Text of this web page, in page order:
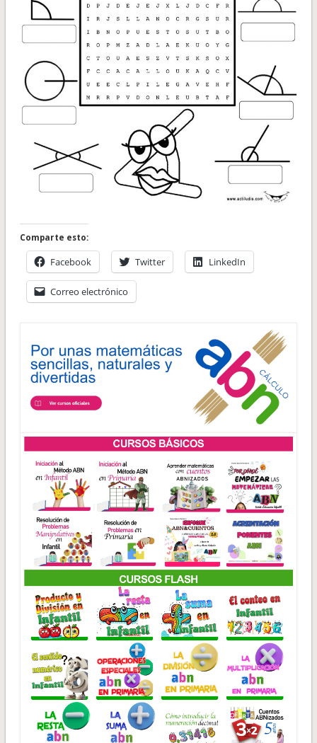
Comparte esto:
Facebook Twitter LinkedIn
Correo electrónico